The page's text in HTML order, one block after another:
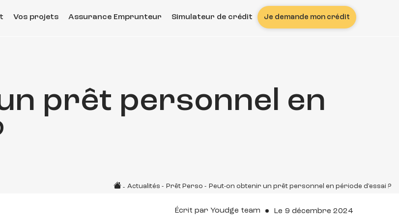
Vos projets Assurance Emprunteur Simulateur de crédit Je demande mon crédit
prêt personnel en
- Actualités - Prêt Perso - Peut-on obtenir un prêt personnel en période d’essai ?
Écrit par Youdge team Le 9 décembre 2024